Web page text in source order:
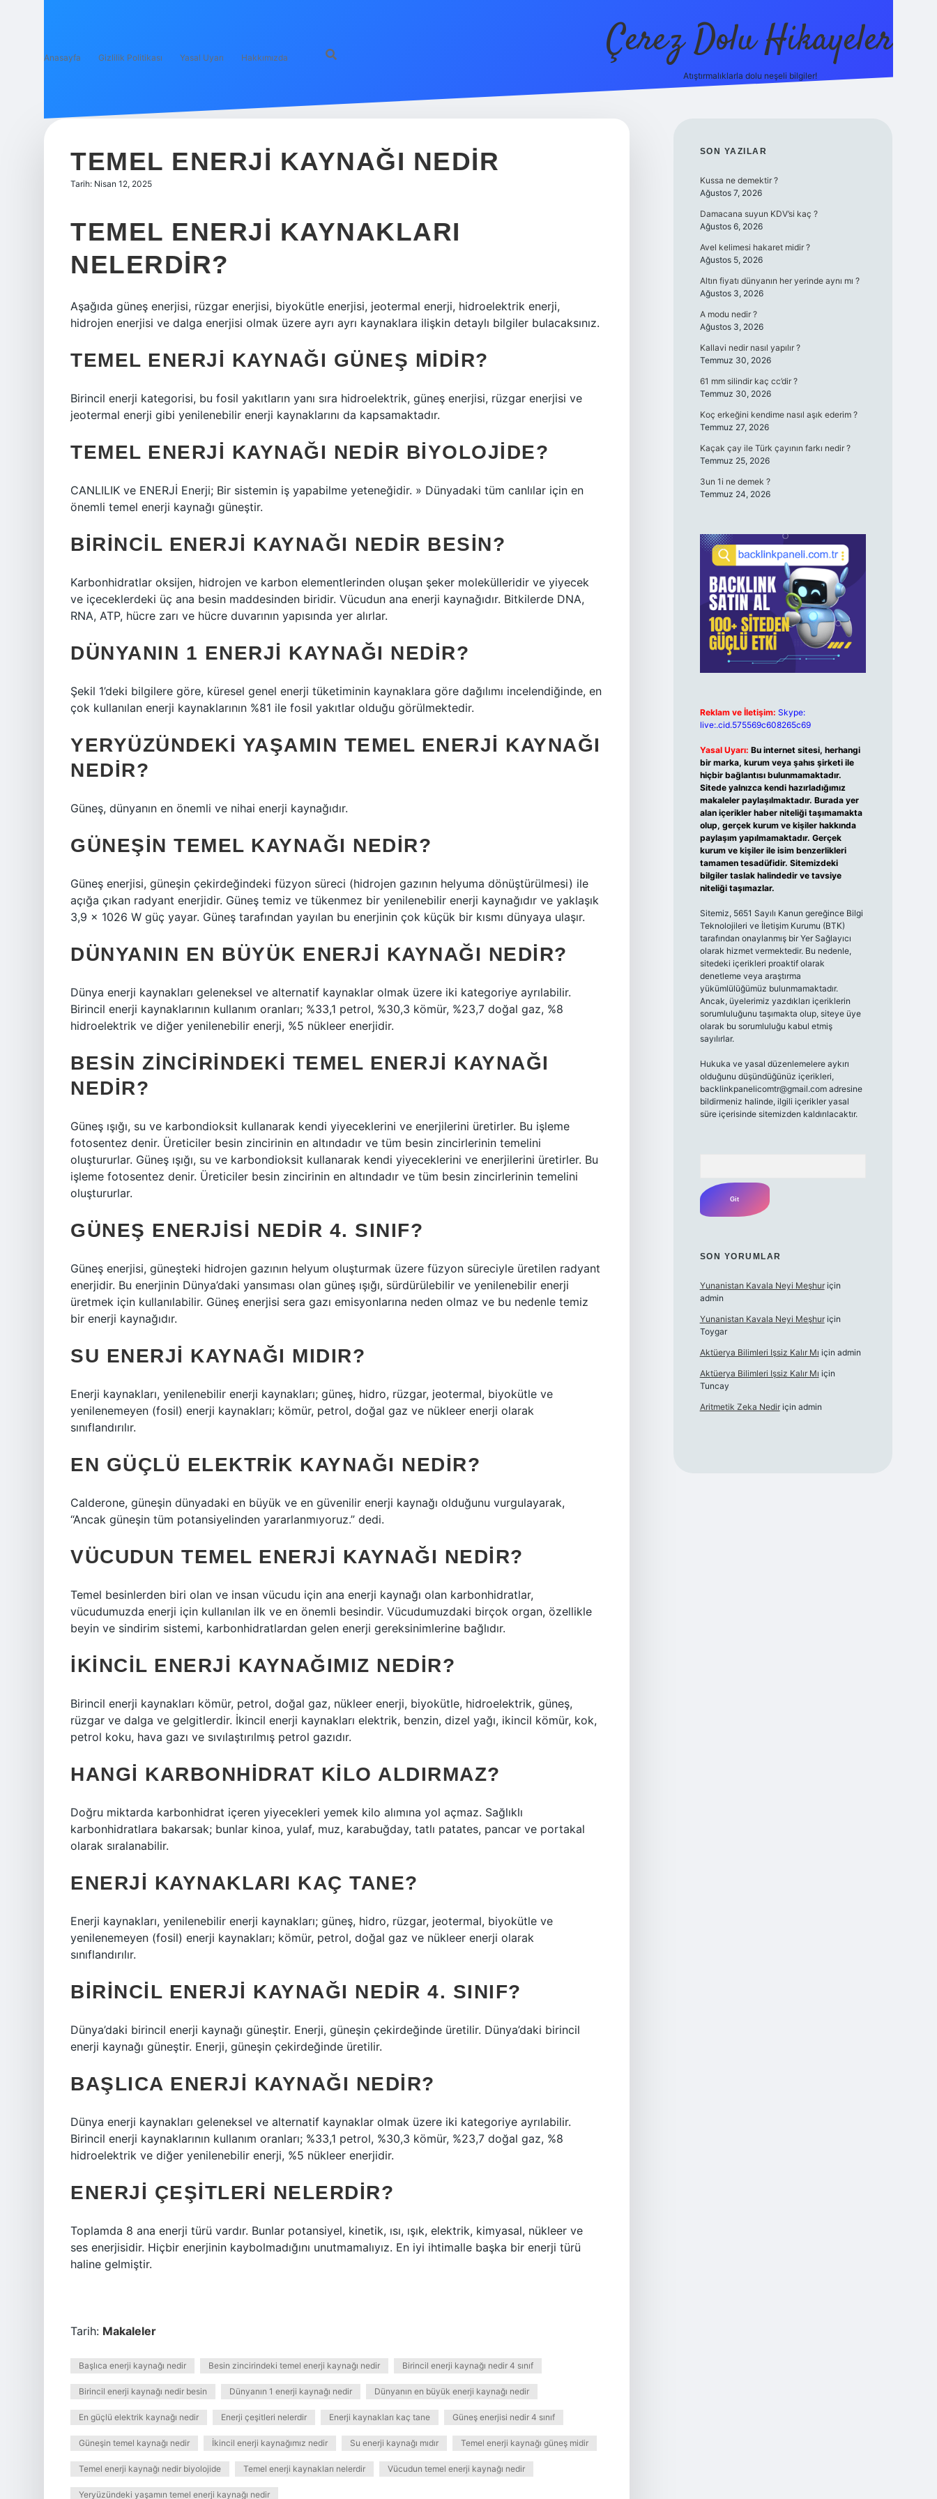
Anasayfa Gizlilik Politikası Yasal Uyarı Hakkımızda Çerez Dolu Hikayeler
Atıştırmalıklarla dolu neşeli bilgiler!
TEMEL ENERJI KAYNAĞI NEDIR
Tarih: Nisan 12, 2025
TEMEL ENERJI KAYNAKLARI
NELERDIR?
Aşağıda güneş enerjisi, rüzgar enerjisi, biyokütle enerjisi, jeotermal enerji, hidroelektrik enerji,
hidrojen enerjisi ve dalga enerjisi olmak üzere ayrı ayrı kaynaklara ilişkin detaylı bilgiler bulacaksınız.
TEMEL ENERJI KAYNAĞI GÜNEŞ MIDIR?
Birincil enerji kategorisi, bu fosil yakıtların yanı sıra hidroelektrik, güneş enerjisi, rüzgar enerjisi ve
jeotermal enerji gibi yenilenebilir enerji kaynaklarını da kapsamaktadır.
TEMEL ENERJI KAYNAĞI NEDIR BIYOLOJIDE?
CANLILIK ve ENERJİ Enerji; Bir sistemin iş yapabilme yeteneğidir. » Dünyadaki tüm canlılar için en
önemli temel enerji kaynağı güneştir.
BIRINCIL ENERJI KAYNAĞI NEDIR BESIN?
Karbonhidratlar oksijen, hidrojen ve karbon elementlerinden oluşan şeker molekülleridir ve yiyecek
ve içeceklerdeki üç ana besin maddesinden biridir. Vücudun ana enerji kaynağıdır. Bitkilerde DNA,
RNA, ATP, hücre zarı ve hücre duvarının yapısında yer alırlar.
DÜNYANIN 1 ENERJI KAYNAĞI NEDIR?
Şekil 1’deki bilgilere göre, küresel genel enerji tüketiminin kaynaklara göre dağılımı incelendiğinde, en
çok kullanılan enerji kaynaklarının %81 ile fosil yakıtlar olduğu görülmektedir.
YERYÜZÜNDEKI YAŞAMIN TEMEL ENERJI KAYNAĞI
NEDIR?
Güneş, dünyanın en önemli ve nihai enerji kaynağıdır.
GÜNEŞIN TEMEL KAYNAĞI NEDIR?
Güneş enerjisi, güneşin çekirdeğindeki füzyon süreci (hidrojen gazının helyuma dönüştürülmesi) ile
açığa çıkan radyant enerjidir. Güneş temiz ve tükenmez bir yenilenebilir enerji kaynağıdır ve yaklaşık
3,9 x 1026 W güç yayar. Güneş tarafından yayılan bu enerjinin çok küçük bir kısmı dünyaya ulaşır.
DÜNYANIN EN BÜYÜK ENERJI KAYNAĞI NEDIR?
Dünya enerji kaynakları geleneksel ve alternatif kaynaklar olmak üzere iki kategoriye ayrılabilir.
Birincil enerji kaynaklarının kullanım oranları; %33,1 petrol, %30,3 kömür, %23,7 doğal gaz, %8
hidroelektrik ve diğer yenilenebilir enerji, %5 nükleer enerjidir.
BESIN ZINCIRINDEKI TEMEL ENERJI KAYNAĞI
NEDIR?
Güneş ışığı, su ve karbondioksit kullanarak kendi yiyeceklerini ve enerjilerini üretirler. Bu işleme
fotosentez denir. Üreticiler besin zincirinin en altındadır ve tüm besin zincirlerinin temelini
oluştururlar. Güneş ışığı, su ve karbondioksit kullanarak kendi yiyeceklerini ve enerjilerini üretirler. Bu
işleme fotosentez denir. Üreticiler besin zincirinin en altındadır ve tüm besin zincirlerinin temelini
oluştururlar.
GÜNEŞ ENERJISI NEDIR 4. SINIF?
Güneş enerjisi, güneşteki hidrojen gazının helyum oluşturmak üzere füzyon süreciyle üretilen radyant
enerjidir. Bu enerjinin Dünya’daki yansıması olan güneş ışığı, sürdürülebilir ve yenilenebilir enerji
üretmek için kullanılabilir. Güneş enerjisi sera gazı emisyonlarına neden olmaz ve bu nedenle temiz
bir enerji kaynağıdır.
SU ENERJI KAYNAĞI MIDIR?
Enerji kaynakları, yenilenebilir enerji kaynakları; güneş, hidro, rüzgar, jeotermal, biyokütle ve
yenilenemeyen (fosil) enerji kaynakları; kömür, petrol, doğal gaz ve nükleer enerji olarak
sınıflandırılır.
EN GÜÇLÜ ELEKTRIK KAYNAĞI NEDIR?
Calderone, güneşin dünyadaki en büyük ve en güvenilir enerji kaynağı olduğunu vurgulayarak,
“Ancak güneşin tüm potansiyelinden yararlanmıyoruz.” dedi.
VÜCUDUN TEMEL ENERJI KAYNAĞI NEDIR?
Temel besinlerden biri olan ve insan vücudu için ana enerji kaynağı olan karbonhidratlar,
vücudumuzda enerji için kullanılan ilk ve en önemli besindir. Vücudumuzdaki birçok organ, özellikle
beyin ve sindirim sistemi, karbonhidratlardan gelen enerji gereksinimlerine bağlıdır.
İKINCIL ENERJI KAYNAĞIMIZ NEDIR?
Birincil enerji kaynakları kömür, petrol, doğal gaz, nükleer enerji, biyokütle, hidroelektrik, güneş,
rüzgar ve dalga ve gelgitlerdir. İkincil enerji kaynakları elektrik, benzin, dizel yağı, ikincil kömür, kok,
petrol koku, hava gazı ve sıvılaştırılmış petrol gazıdır.
HANGI KARBONHIDRAT KILO ALDIRMAZ?
Doğru miktarda karbonhidrat içeren yiyecekleri yemek kilo alımına yol açmaz. Sağlıklı
karbonhidratlara bakarsak; bunlar kinoa, yulaf, muz, karabuğday, tatlı patates, pancar ve portakal
olarak sıralanabilir.
ENERJI KAYNAKLARI KAÇ TANE?
Enerji kaynakları, yenilenebilir enerji kaynakları; güneş, hidro, rüzgar, jeotermal, biyokütle ve
yenilenemeyen (fosil) enerji kaynakları; kömür, petrol, doğal gaz ve nükleer enerji olarak
sınıflandırılır.
BIRINCIL ENERJI KAYNAĞI NEDIR 4. SINIF?
Dünya’daki birincil enerji kaynağı güneştir. Enerji, güneşin çekirdeğinde üretilir. Dünya’daki birincil
enerji kaynağı güneştir. Enerji, güneşin çekirdeğinde üretilir.
BAŞLICA ENERJI KAYNAĞI NEDIR?
Dünya enerji kaynakları geleneksel ve alternatif kaynaklar olmak üzere iki kategoriye ayrılabilir.
Birincil enerji kaynaklarının kullanım oranları; %33,1 petrol, %30,3 kömür, %23,7 doğal gaz, %8
hidroelektrik ve diğer yenilenebilir enerji, %5 nükleer enerjidir.
ENERJI ÇEŞITLERI NELERDIR?
Toplamda 8 ana enerji türü vardır. Bunlar potansiyel, kinetik, ısı, ışık, elektrik, kimyasal, nükleer ve
ses enerjisidir. Hiçbir enerjinin kaybolmadığını unutmamalıyız. En iyi ihtimalle başka bir enerji türü
haline gelmiştir.
Tarih: Makaleler
Başlıca enerji kaynağı nedir Besin zincirindeki temel enerji kaynağı nedir Birincil enerji kaynağı nedir 4 sınıf
Birincil enerji kaynağı nedir besin Dünyanın 1 enerji kaynağı nedir Dünyanın en büyük enerji kaynağı nedir
En güçlü elektrik kaynağı nedir Enerji çeşitleri nelerdir Enerji kaynakları kaç tane Güneş enerjisi nedir 4 sınıf
Güneşin temel kaynağı nedir İkincil enerji kaynağımız nedir Su enerji kaynağı mıdır Temel enerji kaynağı güneş midir
Temel enerji kaynağı nedir biyolojide Temel enerji kaynakları nelerdir Vücudun temel enerji kaynağı nedir
Yeryüzündeki yaşamın temel enerji kaynağı nedir
SIDEBAR
SON YAZILAR
Kussa ne demektir ?
Ağustos 7, 2026
Damacana suyun KDV’si kaç ?
Ağustos 6, 2026
Avel kelimesi hakaret midir ?
Ağustos 5, 2026
Altın fiyatı dünyanın her yerinde aynı mı ?
Ağustos 3, 2026
A modu nedir ?
Ağustos 3, 2026
Kallavi nedir nasıl yapılır ?
Temmuz 30, 2026
61 mm silindir kaç cc’dir ?
Temmuz 30, 2026
Koç erkeğini kendime nasıl aşık ederim ?
Temmuz 27, 2026
Kaçak çay ile Türk çayının farkı nedir ?
Temmuz 25, 2026
3un 1i ne demek ?
Temmuz 24, 2026
Reklam ve İletişim: Skype:
live:.cid.575569c608265c69
Yasal Uyarı: Bu internet sitesi, herhangi
bir marka, kurum veya şahıs şirketi ile
hiçbir bağlantısı bulunmamaktadır.
Sitede yalnızca kendi hazırladığımız
makaleler paylaşılmaktadır. Burada yer
alan içerikler haber niteliği taşımamakta
olup, gerçek kurum ve kişiler hakkında
paylaşım yapılmamaktadır. Gerçek
kurum ve kişiler ile isim benzerlikleri
tamamen tesadüfidir. Sitemizdeki
bilgiler taslak halindedir ve tavsiye
niteliği taşımazlar.
Sitemiz, 5651 Sayılı Kanun gereğince Bilgi
Teknolojileri ve İletişim Kurumu (BTK)
tarafından onaylanmış bir Yer Sağlayıcı
olarak hizmet vermektedir. Bu nedenle,
sitedeki içerikleri proaktif olarak
denetleme veya araştırma
yükümlülüğümüz bulunmamaktadır.
Ancak, üyelerimiz yazdıkları içeriklerin
sorumluluğunu taşımakta olup, siteye üye
olarak bu sorumluluğu kabul etmiş
sayılırlar.
Hukuka ve yasal düzenlemelere aykırı
olduğunu düşündüğünüz içerikleri,
backlinkpanelicomtr@gmail.comadresine
bildirmeniz halinde, ilgili içerikler yasal
süre içerisinde sitemizden kaldırılacaktır.
SON YORUMLAR
Yunanistan Kavala Neyi Meşhuriçin
admin
Yunanistan Kavala Neyi Meşhuriçin
Toygar
Aktüerya Bilimleri Işsiz Kalır Mı için admin
Aktüerya Bilimleri Işsiz Kalır Mı için
Tuncay
Aritmetik Zeka Nediriçin admin